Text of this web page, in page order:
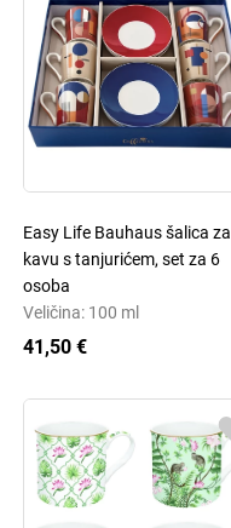
Easy Life Bauhaus šalica za
kavu s tanjurićem, set za 6
osoba
Veličina: 100 ml
41,50 €